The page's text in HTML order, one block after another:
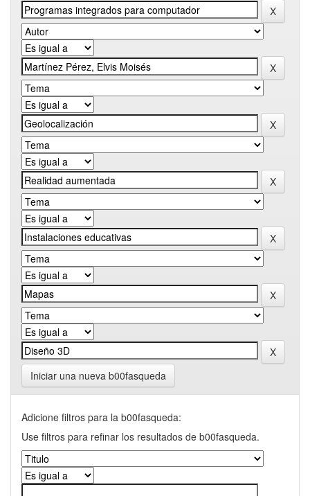
Iniciar una nueva b00fasqueda
Adicione filtros para la b00fasqueda:
Use filtros para refinar los resultados de b00fasqueda.